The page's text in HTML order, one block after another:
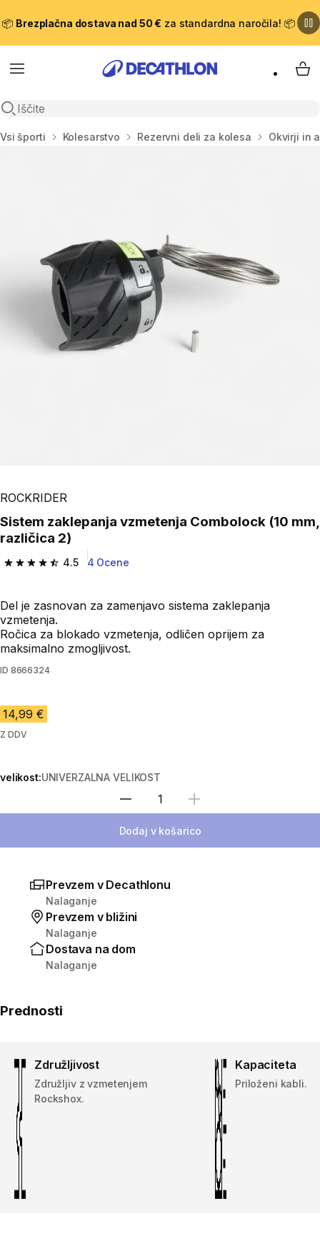
📦 Brezplačna dostava nad 50 € za standardna naročila! 📦
Meni
Odpri iskanje
Domov
Vsi športi Kolesarstvo Rezervni deli za kolesa Okvirji in
ROCKRIDER
Sistem zaklepanja vzmetenja Combolock (10 mm,
različica 2)
4.5
4.5 od 5 zvezdic from 4 ocene
4 Ocene
Del je zasnovan za zamenjavo sistema zaklepanja
vzmetenja.
Ročica za blokado vzmetenja, odličen oprijem za
maksimalno zmogljivost.
ID 8666324
14,99 €
Z DDV
velikost:UNIVERZALNA VELIKOST
Izberite količino
Dodaj v košarico
Prevzem v Decathlonu
Nalaganje
Prevzem v bližini
Nalaganje
Dostava na dom
Nalaganje
Prednosti
Združljivost
Združljiv z vzmetenjem
Rockshox.
Kapaciteta
Priloženi kabli.